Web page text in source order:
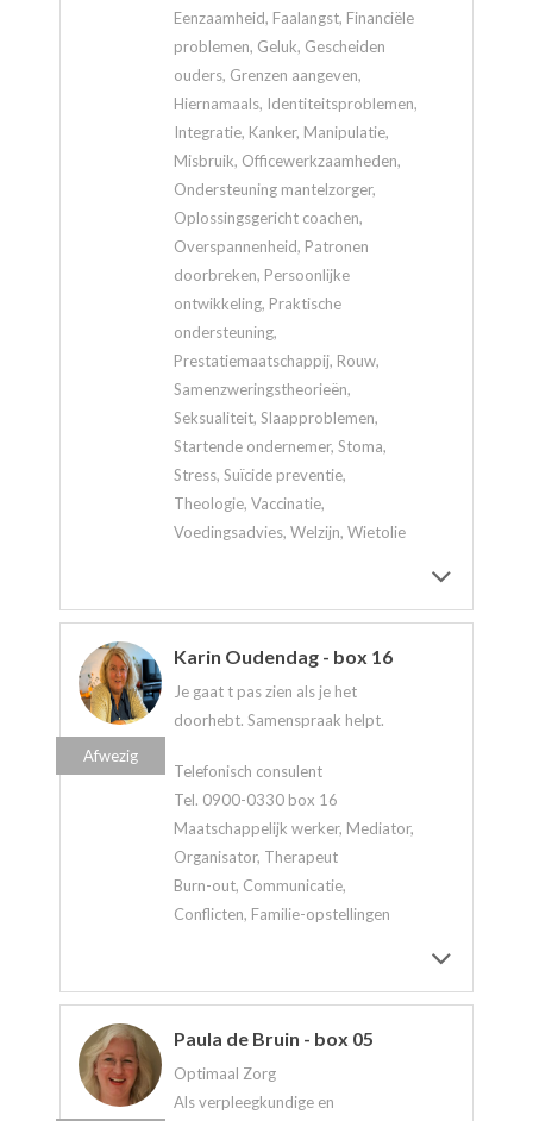
Eenzaamheid, Faalangst, Financiële
problemen, Geluk, Gescheiden
ouders, Grenzen aangeven,
Hiernamaals, Identiteitsproblemen,
Integratie, Kanker, Manipulatie,
Misbruik, Officewerkzaamheden,
Ondersteuning mantelzorger,
Oplossingsgericht coachen,
Overspannenheid, Patronen
doorbreken, Persoonlijke
ontwikkeling, Praktische
ondersteuning,
Prestatiemaatschappij, Rouw,
Samenzweringstheorieën,
Seksualiteit, Slaapproblemen,
Startende ondernemer, Stoma,
Stress, Suïcide preventie,
Theologie, Vaccinatie,
Voedingsadvies, Welzijn, Wietolie
Karin Oudendag - box 16
Je gaat t pas zien als je het
doorhebt. Samenspraak helpt.
Telefonisch consulent
Tel. 0900-0330 box 16
Maatschappelijk werker, Mediator,
Organisator, Therapeut
Burn-out, Communicatie,
Conflicten, Familie-opstellingen
Afwezig
Paula de Bruin - box 05
Optimaal Zorg
Als verpleegkundige en